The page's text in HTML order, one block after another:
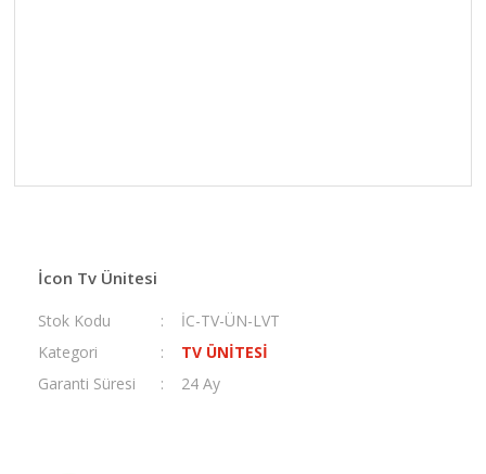
İcon Tv Ünitesi
Stok Kodu
İC-TV-ÜN-LVT
Kategori
TV ÜNİTESİ
Garanti Süresi
24 Ay